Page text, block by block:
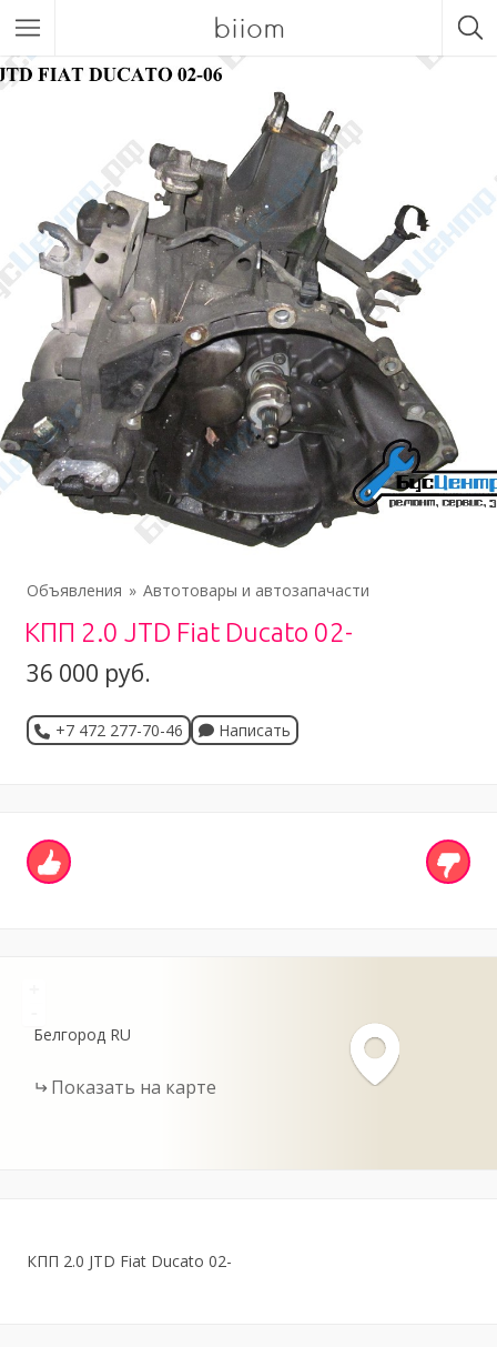
biiom
Объявления Автотовары и автозапачасти
КПП 2.0 JTD Fiat Ducato 02-
36 000 руб.
+7 472 277-70-46 Написать
Белгород RU
Показать на карте
КПП 2.0 JTD Fiat Ducato 02-